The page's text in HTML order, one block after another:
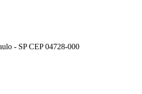
- SP CEP 04728-000